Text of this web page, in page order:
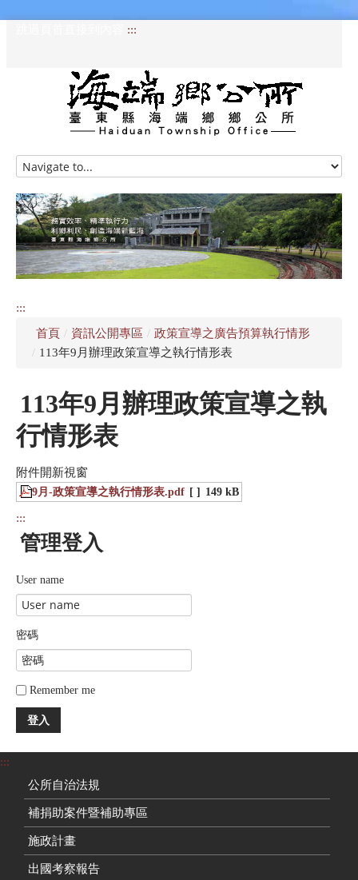
:::
HOME
訊息專區
認識海端
公所介紹
資訊公開專區
:::
首頁 / 資訊公開專區 / 政策宣導之廣告預算執行情形
/ 113年9月辦理政策宣導之執行情形表
113年9月辦理政策宣導之執
行情形表
附件開新視窗
9月-政策宣導之執行情形表.pdf [ ] 149 kB
:::
管理登入
User name
密碼
Remember me
登入
:::
公所自治法規
補捐助案件暨補助專區
施政計畫
出國考察報告